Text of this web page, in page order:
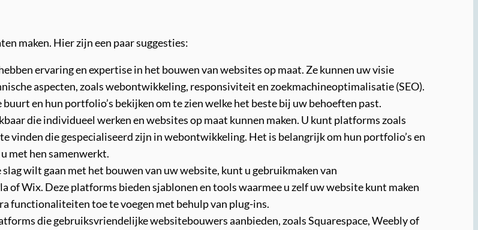
maken. Hier zijn een paar suggesties:
ervaring en expertise in het bouwen van websites op maat. Ze kunnen uw visie
aspecten, zoals webontwikkeling, responsiviteit en zoekmachineoptimalisatie (SEO).
en hun portfolio’s bekijken om te zien welke het beste bij uw behoeften past.
die individueel werken en websites op maat kunnen maken. U kunt platforms zoals
vinden die gespecialiseerd zijn in webontwikkeling. Het is belangrijk om hun portfolio’s en
met hen samenwerkt.
wilt gaan met het bouwen van uw website, kunt u gebruikmaken van
of Wix. Deze platforms bieden sjablonen en tools waarmee u zelf uw website kunt maken
functionaliteiten toe te voegen met behulp van plug-ins.
die gebruiksvriendelijke websitebouwers aanbieden, zoals Squarespace, Weebly of